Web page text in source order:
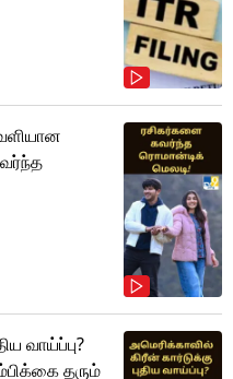
வாய்ப்பு?
தரும்